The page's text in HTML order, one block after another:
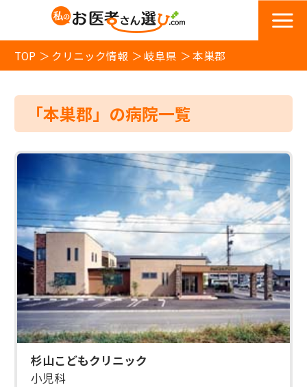
TOP クリニック情報 岐阜県 本巣郡
「本巣郡」の病院一覧
杉山こどもクリニック
小児科